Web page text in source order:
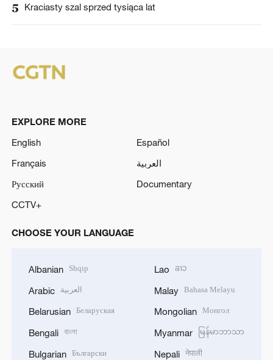
5 Kraciasty szal sprzed tysiąca lat
EXPLORE MORE
English
Español
Français
العربية
Русский
Documentary
CCTV+
CHOOSE YOUR LANGUAGE
Albanian Shqip
Arabic العربية
Belarusian Беларуская
Bengali বাংলা
Bulgarian Български
Lao ລາວ
Malay Bahasa Melayu
Mongolian Монгол
Myanmar မြန်မာဘာသာ
Nepali नेपाली